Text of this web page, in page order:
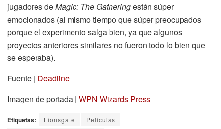
jugadores deMagic: The Gatheringestán súper
emocionados (al mismo tiempo que súper preocupados
porque el experimento salga bien, ya que algunos
proyectos anteriores similares no fueron todo lo bien que
se esperaba).
Fuente | Deadline
Imagen de portada | WPN Wizards Press
Etiquetas: Lionsgate
Películas